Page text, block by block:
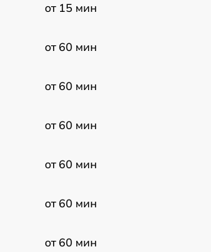
от 15 мин
от 60 мин
от 60 мин
от 60 мин
от 60 мин
от 60 мин
от 60 мин